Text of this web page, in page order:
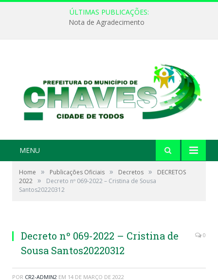
ÚLTIMAS PUBLICAÇÕES:
Nota de Agradecimento
MENU
Home » Publicações Oficiais » Decretos »
DECRETOS
2022 »
Decreto nº 069-2022 – Cristina de Sousa
Santos20220312
Decreto nº 069-2022 – Cristina de
Sousa Santos20220312
0
POR CR2-ADMIN2 EM 14 DE MARÇO DE 2022